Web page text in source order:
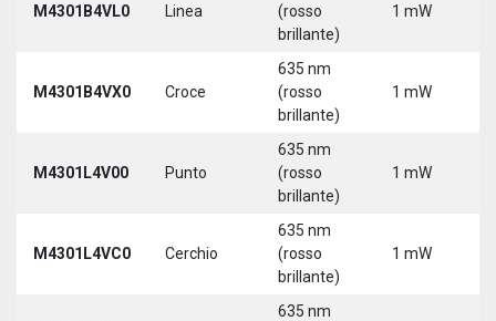
M4301B4VL0 Linea
(rosso
brillante)
1 mW
M4301B4VX0 Croce
635 nm
(rosso
brillante)
1 mW
M4301L4V00 Punto
635 nm
(rosso
brillante)
1 mW
M4301L4VC0 Cerchio
635 nm
(rosso
brillante)
1 mW
635 nm